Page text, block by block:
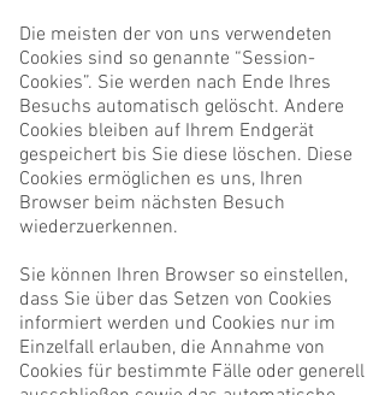
Die meisten der von uns verwendeten
Cookies sind so genannte “Session-
Cookies”. Sie werden nach Ende Ihres
Besuchs automatisch gelöscht. Andere
Cookies bleiben auf Ihrem Endgerät
gespeichert bis Sie diese löschen. Diese
Cookies ermöglichen es uns, Ihren
Browser beim nächsten Besuch
wiederzuerkennen.
Sie können Ihren Browser so einstellen,
dass Sie über das Setzen von Cookies
informiert werden und Cookies nur im
Einzelfall erlauben, die Annahme von
Cookies für bestimmte Fälle oder generell